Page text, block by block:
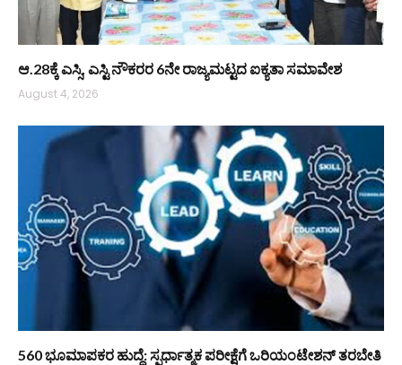
ಆ.28ಕ್ಕೆ ಎಸ್ಸಿ, ಎಸ್ಟಿ ನೌಕರರ 6ನೇ ರಾಜ್ಯಮಟ್ಟದ ಐಕ್ಯತಾ ಸಮಾವೇಶ
August 4, 2026
560 ಭೂಮಾಪಕರ ಹುದ್ದೆ: ಸ್ಪರ್ಧಾತ್ಮಕ ಪರೀಕ್ಷೆಗೆ ಒರಿಯಂಟೇಶನ್ ತರಬೇತಿ